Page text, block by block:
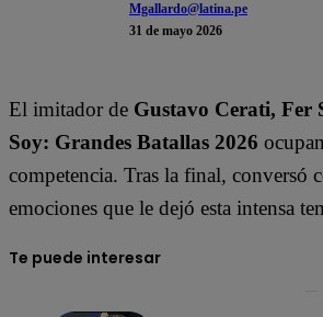
Mgallardo@latina.pe
31 de mayo 2026
El imitador de Gustavo Cerati, Fer
Soy: Grandes Batallas 2026
competencia. Tras la final, conversó
emociones que le dejó esta intensa
Te puede interesar